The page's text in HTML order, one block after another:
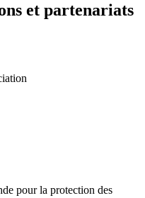
et partenariats
pour la protection des